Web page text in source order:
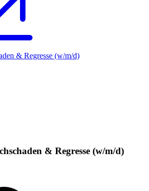
& Regresse (w/m/d)
& Regresse (w/m/d)